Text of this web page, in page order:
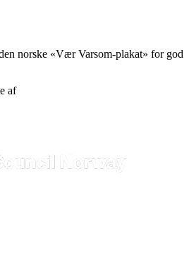
norske «Vær Varsom-plakat» for god
af